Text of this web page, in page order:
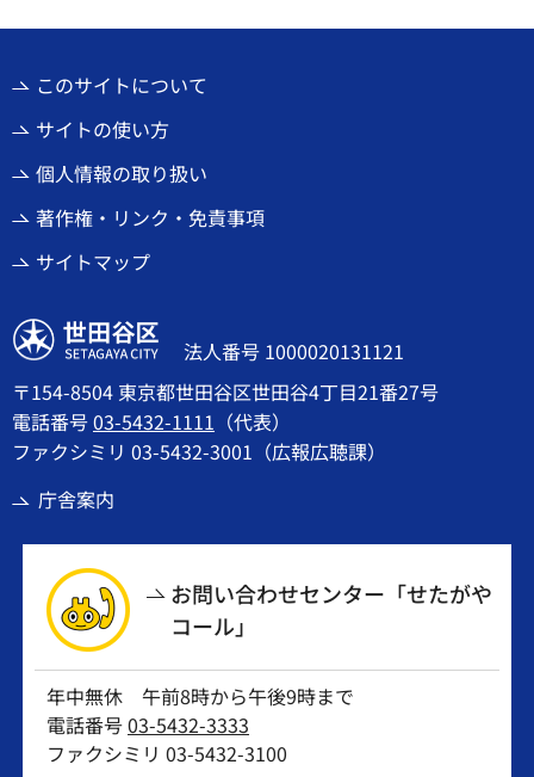
このサイトについて
サイトの使い方
個人情報の取り扱い
著作権・リンク・免責事項
サイトマップ
世田谷区
法人番号 1000020131121
〒154-8504 東京都世田谷区世田谷4丁目21番27号
電話番号03-5432-1111 （代表）
ファクシミリ 03-5432-3001（広報広聴課）
庁舎案内
お問い合わせセンター「せたがや
コール」
年中無休 午前8時から午後9時まで
電話番号03-5432-3333
ファクシミリ 03-5432-3100